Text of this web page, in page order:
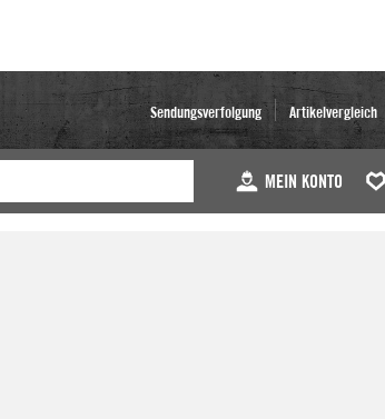
Sendungsverfolgung Artikelvergleich
MEIN KONTO